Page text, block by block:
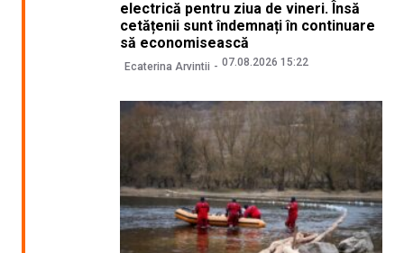
electrică pentru ziua de vineri. Însă
cetățenii sunt îndemnați în continuare
să economisească
Ecaterina Arvintii 07.08.2026 15:22